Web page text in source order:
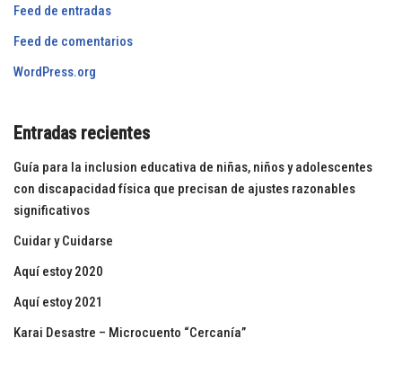
Feed de entradas
Feed de comentarios
WordPress.org
Entradas recientes
Guía para la inclusion educativa de niñas, niños y adolescentes
con discapacidad física que precisan de ajustes razonables
significativos
Cuidar y Cuidarse
Aquí estoy 2020
Aquí estoy 2021
Karai Desastre – Microcuento “Cercanía”